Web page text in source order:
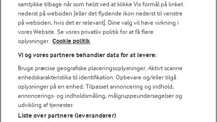
Følg
© 2026 Arla Foods
Vælg en anden cookies
samtykke tilbage når som helst ved at klikke Vis formål på linket
nederst på websiden [eller det flydende ikon nederst til venstre
på websiden, hvis det er relevant]. Dine valg vil have virkning i
vores Website. Se vores privatliv politik for at få flere
oplysninger. Cookie politik
Vi og vores partnere behandler data for at levere:
Bruge præcise geografiske placeringsoplysninger. Aktivt scanne
enhedskarakteristika til identifikation. Opbevare og/eller tilgå
oplysninger på en enhed. Tilpasset annoncering og indhold,
annoncerings- og indholdsmåling, målgruppeundersøgelser og
udvikling af tjenester.
Liste over partnere (leverandører)